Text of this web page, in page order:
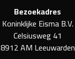
Bezoekadres
Koninklijke Eisma B.V.
Celsiusweg 41
8912 AM Leeuwarden